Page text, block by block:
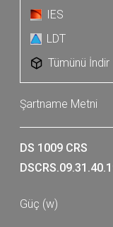
IES
LDT
Tümünü İndir
DS 1009 CRS